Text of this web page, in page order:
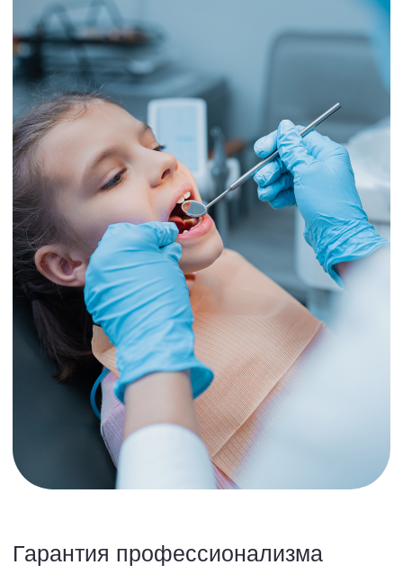
В рамках законов Об охране здоровья
граждан и О защите прав потребителей
Индивидуально подходим
к каждому случаю
Мы тщательно и с вниманием
относимся к каждому пациенту.
Главное для наших врачей —
сохранить вашу улыбку и сделать это
максимально комфортно
и безболезненно.
стоматологическую задачу
лечение,
которого
можно
не бояться